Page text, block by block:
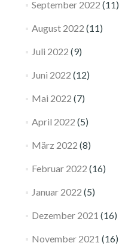
September 2022 (11)
August 2022 (11)
Juli 2022 (9)
Juni 2022 (12)
Mai 2022 (7)
April 2022 (5)
März 2022 (8)
Februar 2022 (16)
Januar 2022 (5)
Dezember 2021 (16)
November 2021 (16)